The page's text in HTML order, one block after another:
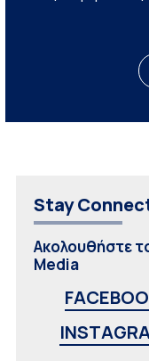
Stay
Ακολουθήστε
Media